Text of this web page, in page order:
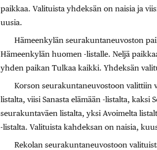
paikkaa. Valituista yhdeksän on naisia ja
uusia.
Hämeenkylän seurakuntaneuvoston
Hämeenkylän huomen -listalle. Neljä
yhden paikan Tulkaa kaikki. Yhdeksän
Korson seurakuntaneuvostoon valittiin
listalta, viisi Sanasta elämään -listalta, kaksi
seurakuntaväen listalta, yksi Avoimelta
-listalta. Valituista kahdeksan on naisia,
Rekolan seurakuntaneuvostoon